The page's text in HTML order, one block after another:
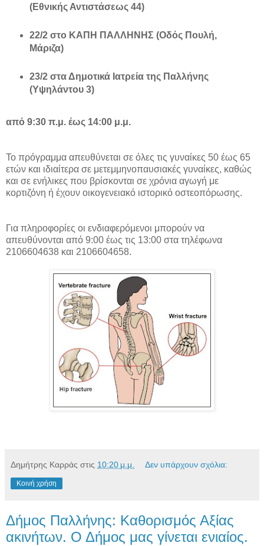
(Εθνικής Αντιστάσεως 44)
22/2 στο ΚΑΠΗ ΠΑΛΛΗΝΗΣ (Οδός Πουλή,
Μάριζα)
23/2 στα Δημοτικά Iατρεία της Παλλήνης
(Υψηλάντου 3)
από 9:30 π.μ. έως 14:00 μ.μ.
Το πρόγραμμα απευθύνεται σε όλες τις γυναίκες 50 έως 65
ετών και ιδιαίτερα σε μετεμμηνοπαυσιακές γυναίκες, καθώς
και σε ενήλικες που βρίσκονται σε χρόνια αγωγή με
κορτιζόνη ή έχουν οικογενειακό ιστορικό οστεοπόρωσης.
Για πληροφορίες οι ενδιαφερόμενοι μπορούν να
απευθύνονται από 9:00 έως τις 13:00 στα τηλέφωνα
2106604638 και 2106604658.
Δημήτρης Καρράς στις 10:20 μ.μ. Δεν υπάρχουν σχόλια:
Κοινή χρήση
Δήμος Παλλήνης: Καθορισμός Αξίας
ακινήτων. Ο Δήμος μας γίνεται ενιαίος.